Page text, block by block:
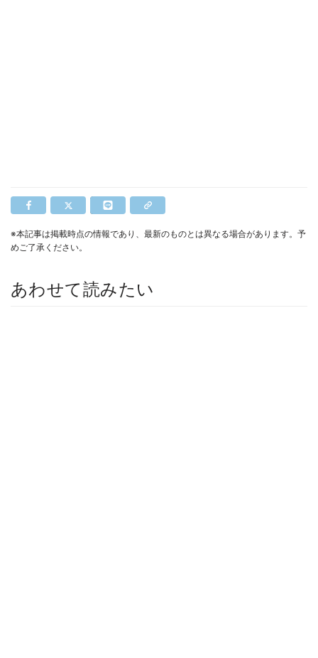
※本記事は掲載時点の情報であり、最新のものとは異なる場合があります。予
めご了承ください。
あわせて読みたい